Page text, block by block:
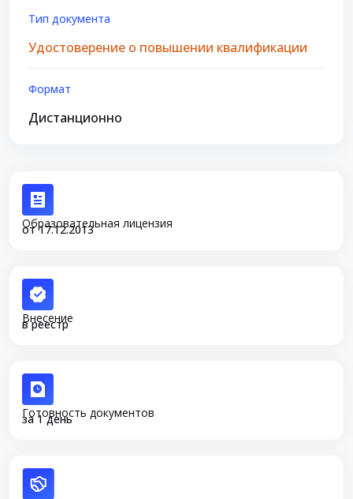
Тип документа
Удостоверение о повышении квалификации
Формат
Дистанционно
Образовательная лицензия
от 17.12.2013
Внесение
в реестр
Готовность документов
за 1 день